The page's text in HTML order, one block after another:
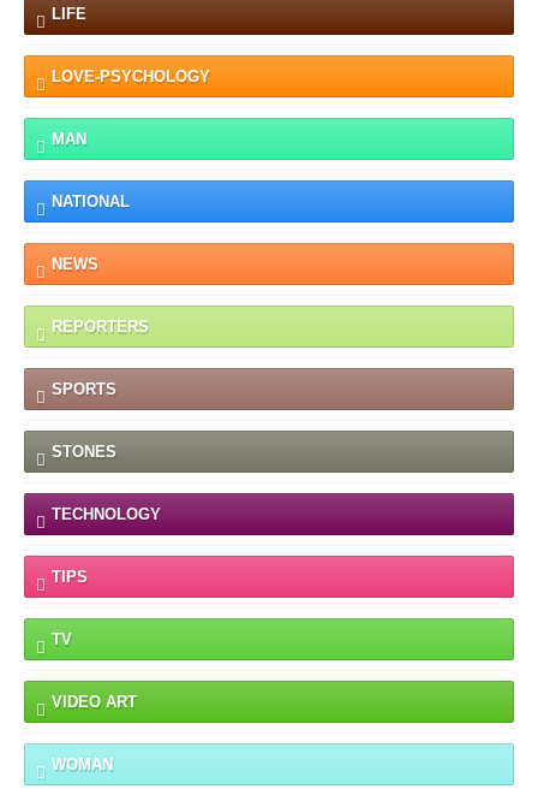
LIFE
LOVE-PSYCHOLOGY
MAN
NATIONAL
NEWS
REPORTERS
SPORTS
STONES
TECHNOLOGY
TIPS
TV
VIDEO ART
WOMAN